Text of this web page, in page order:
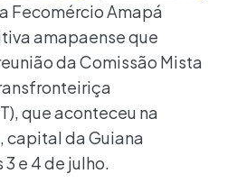
Fecomércio Amapá
amapaense que
da Comissão Mista
que aconteceu na
capital da Guiana
3 e 4 de julho.